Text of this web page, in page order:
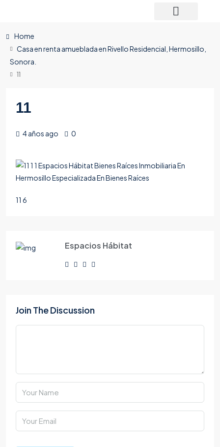
Home
Casa en renta amueblada en Rivello Residencial, Hermosillo,
Sonora.
11
11
4 años ago 0
11 6
Espacios Hábitat
Join The Discussion